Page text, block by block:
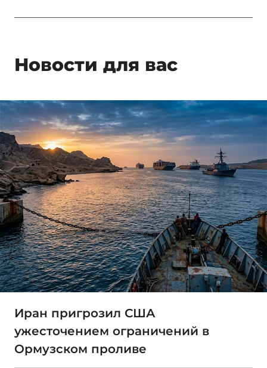
Новости для вас
Иран пригрозил США
ужесточением ограничений в
Ормузском проливе